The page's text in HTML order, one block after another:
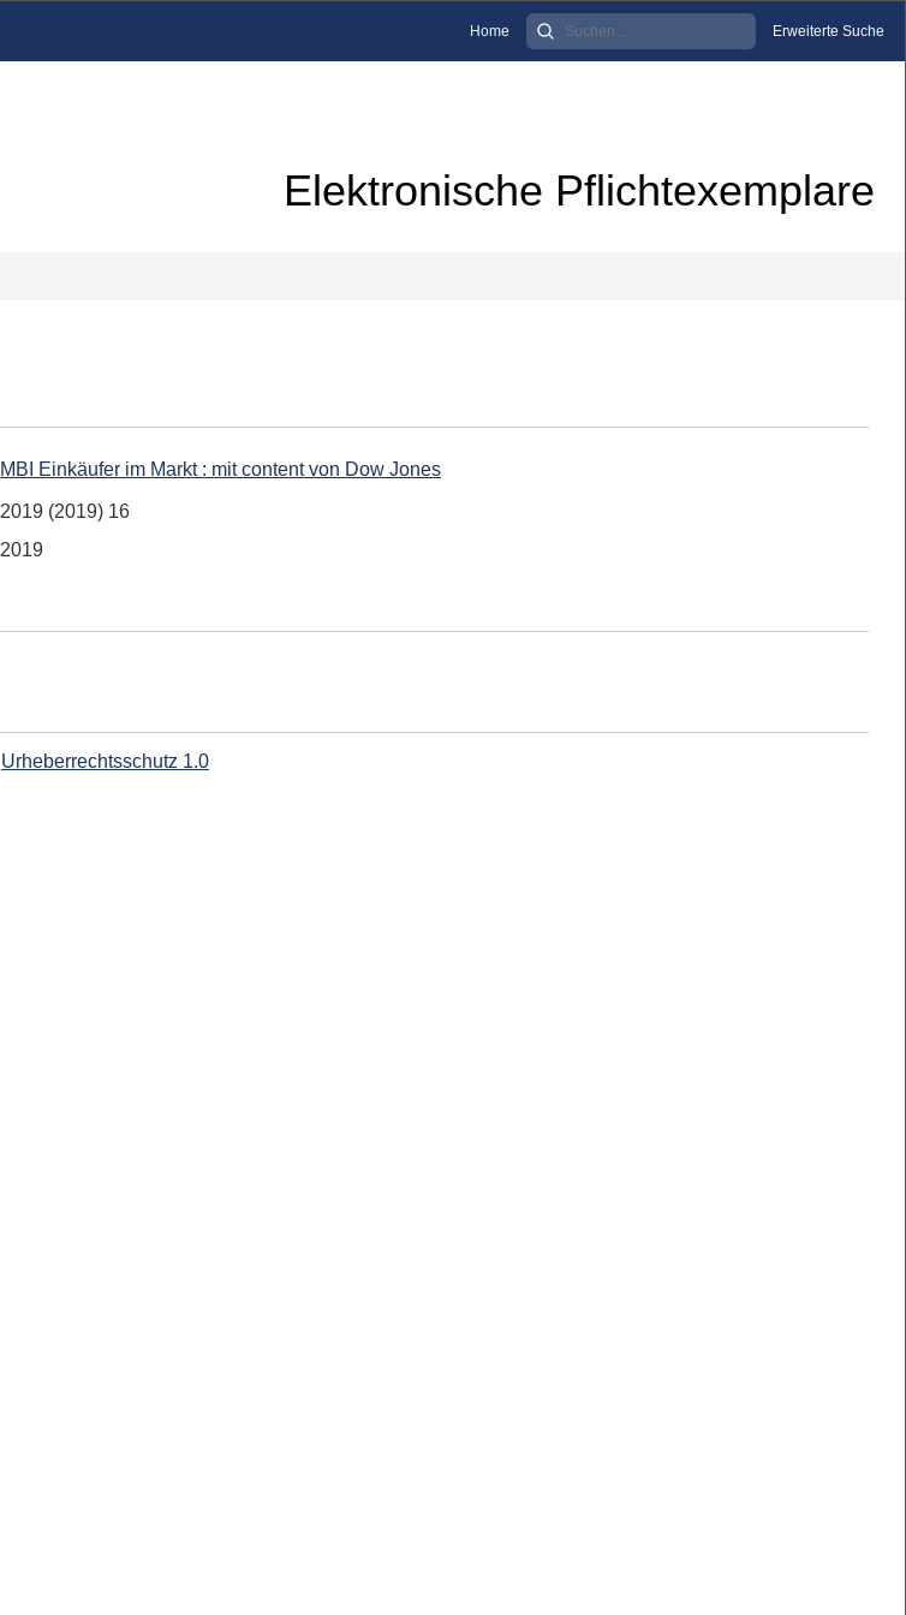
Home Erweiterte Suche
Elektronische Pflichtexemplare
MBI Einkäufer im Markt : mit content von Dow Jones
2019 (2019) 16
2019
Urheberrechtsschutz 1.0